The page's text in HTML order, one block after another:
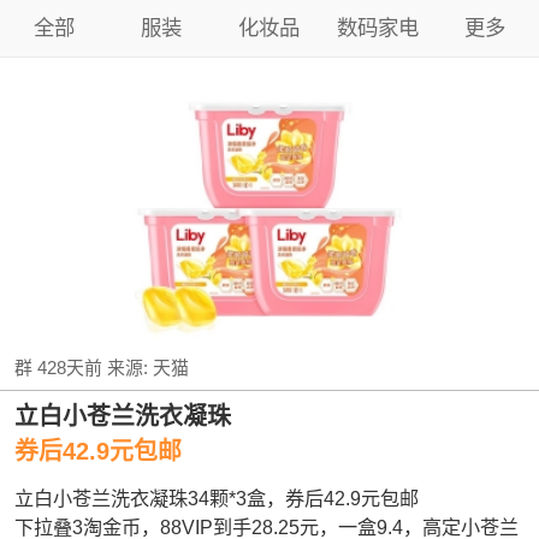
全部 服装 化妆品 数码家电 更多
群 428天前来源: 天猫
立白小苍兰洗衣凝珠
券后42.9元包邮
立白小苍兰洗衣凝珠34颗*3盒，券后42.9元包邮
下拉叠3淘金币，88VIP到手28.25元，一盒9.4，高定小苍兰